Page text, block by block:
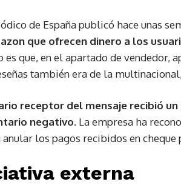
de España publicó hace unas
que ofrecen dinero a los
es que, en el apartado de vendedor,
también era de la
receptor del mensaje recibió
negativo. La empresa ha
anular los pagos recibidos en cheque
externa